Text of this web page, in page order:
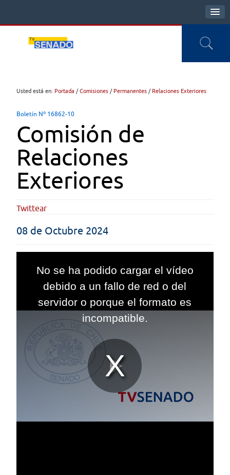
Usted está en: Portada /Comisiones / Permanentes / Relaciones Exteriores
Boletín Nº 16862-10
Comisión de
Relaciones
Exteriores
Twittear
08 de Octubre 2024
window.
No se ha podido cargar el vídeo
debido a un fallo de red o del
servidor o porque el formato es
incompatible.